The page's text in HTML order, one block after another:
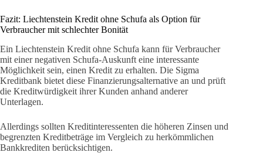
Fazit: Liechtenstein Kredit ohne Schufa als Option für
Verbraucher mit schlechter Bonität
Ein Liechtenstein Kredit ohne Schufa kann für Verbraucher
mit einer negativen Schufa-Auskunft eine interessante
Möglichkeit sein, einen Kredit zu erhalten. Die Sigma
Kreditbank bietet diese Finanzierungsalternative an und prüft
die Kreditwürdigkeit ihrer Kunden anhand anderer
Unterlagen.
Allerdings sollten Kreditinteressenten die höheren Zinsen und
begrenzten Kreditbeträge im Vergleich zu herkömmlichen
Bankkrediten berücksichtigen.